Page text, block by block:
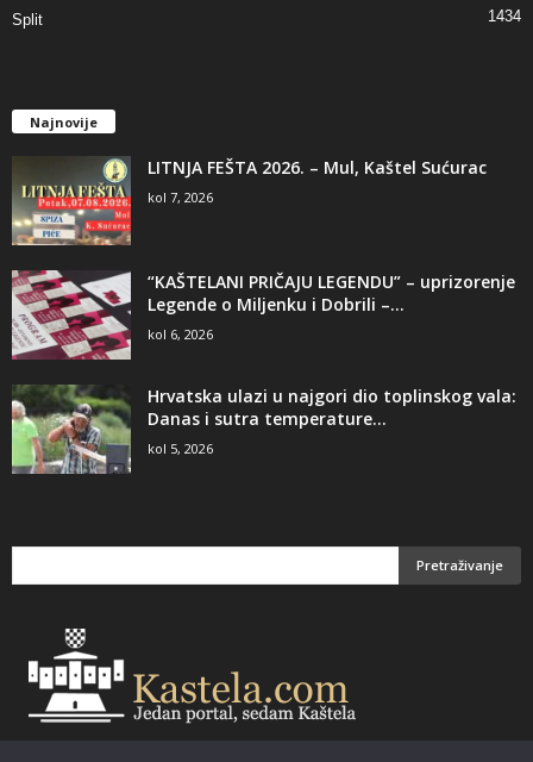
Split 1434
Najnovije
LITNJA FEŠTA 2026. – Mul, Kaštel Sućurac
kol 7, 2026
“KAŠTELANI PRIČAJU LEGENDU” – uprizorenje
Legende o Miljenku i Dobrili –...
kol 6, 2026
Hrvatska ulazi u najgori dio toplinskog vala:
Danas i sutra temperature...
kol 5, 2026